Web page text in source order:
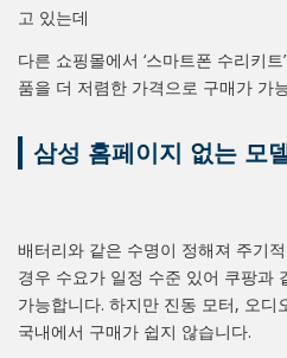
고 있는데
다른 쇼핑몰에서 ‘스마트폰 수리키
품을 더 저렴한 가격으로 구매가 가
삼성 홈페이지 없는 모
배터리와 같은 수명이 정해져 주기
경우 수요가 일정 수준 있어 쿠팡과
가능합니다. 하지만 진동 모터, 오디
국내에서 구매가 쉽지 않습니다.